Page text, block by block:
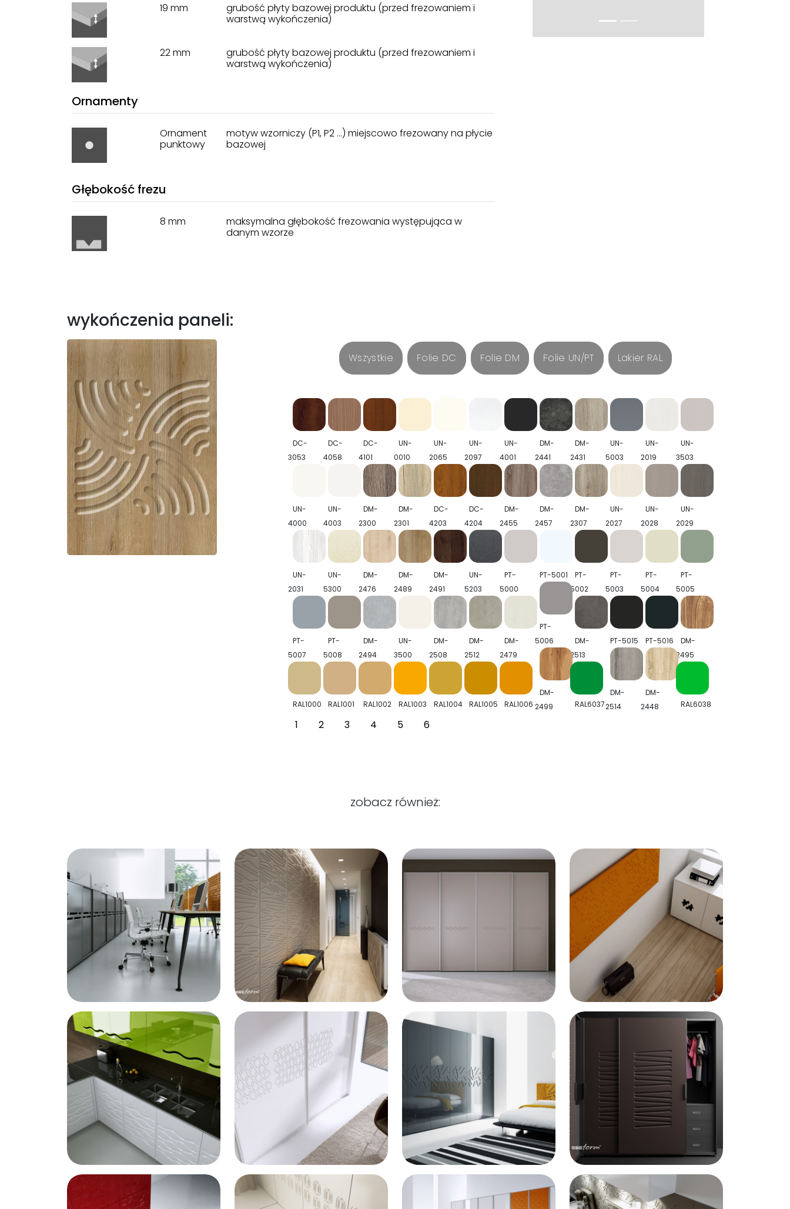
19 mm
grubość płyty bazowej produktu (przed frezowaniem i
warstwą wykończenia)
22 mm
grubość płyty bazowej produktu (przed frezowaniem i
warstwą wykończenia)
Ornamenty
Ornament
punktowy
motyw wzorniczy (P1, P2 ...) miejscowo frezowany na płycie
bazowej
Głębokość frezu
8 mm
maksymalna głębokość frezowania występująca w
danym wzorze
wykończenia paneli:
Wszystkie Folie DC Folie DM Folie UN/PT Lakier RAL
DC-
3053
DC-
4058
DC-
4101
UN-
0010
UN-
2065
UN-
2097
UN-
4001
DM-
2441
DM-
2431
UN-
5003
UN-
2019
UN-
3503
UN-
4000
UN-
4003
DM-
2300
DM-
2301
DC-
4203
DC-
4204
DM-
2455
DM-
2457
DM-
2307
UN-
2027
UN-
2028
UN-
2029
UN-
2031
UN-
5300
DM-
2476
DM-
2489
DM-
2491
UN-
5203
PT-
5000
PT-5001
PT-
5002
PT-
5003
PT-
5004
PT-
5005
PT-
5006
PT-
5007
PT-
5008
DM-
2494
UN-
3500
DM-
2508
DM-
2512
DM-
2479
DM-
2513
PT-5015 PT-5016
DM-
2495
DM-
2499
DM-
2514
DM-
2448
RAL1000 RAL1001 RAL1002 RAL1003 RAL1004 RAL1005 RAL1006 RAL6037 RAL6038
1 2 3 4 5 6
zobacz również: